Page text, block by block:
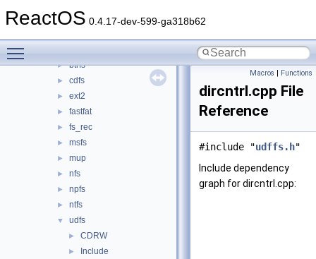
ReactOS 0.4.17-dev-599-ga318b62
► bus
► btrfs
► cdfs
► ext2
► fastfat
► fs_rec
► msfs
► mup
► nfs
► npfs
► ntfs
▼ udfs
► CDRW
► Include
Macros | Functions
dircntrl.cpp File
Reference
#include "udffs.h"
Include dependency
graph for dircntrl.cpp: